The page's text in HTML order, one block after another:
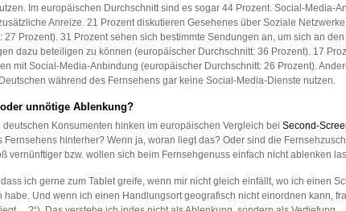
Im europäischen Durchschnitt sind es sogar 44 Prozent. Social-Media-
Anreize. 21 Prozent diskutieren Gesehenes über Soziale
27 Prozent). 31 Prozent sehen sich bestimmte Sendungen an, um sich an
dazu beteiligen zu können (europäischer Durchschnitt: 36 Prozent). 17
mit Social-Media-Anbindung (europäischer Durchschnitt: 26 Prozent).
während des Fernsehens gar keine Social-Media-Dienste nutzen.
unnötige Ablenkung?
deutschen Konsumenten hinken im europäischen Vergleich bei Second-
Fernsehens hinterher? Wenn ja, woran liegt das? Oder sind die
vernünftiger bzw. wollen sich beim Fernsehgenuss einfach nicht ablenken
dass ich gerne zum Tablet greife, wenn mir nicht gleich einfällt, wo ich einen
habe. Und wenn ich einen Handlungsort geografisch nicht einordnen kann,